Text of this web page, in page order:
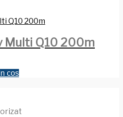
Multi Q10 200m
cos